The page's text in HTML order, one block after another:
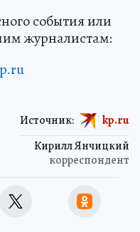
события или
журналистам:
Кирилл Янчицкий
корреспондент
Источник: kp.ru